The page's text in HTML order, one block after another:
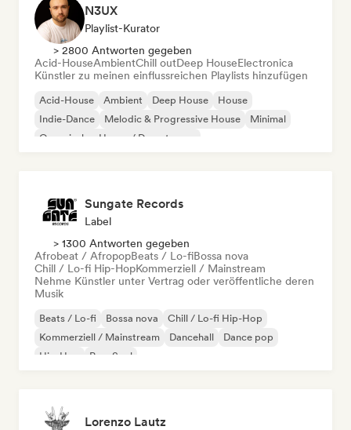
N3UX
Playlist-Kurator
> 2800 Antworten gegeben
Acid-HouseAmbientChill outDeep HouseElectronica
Künstler zu meinen einflussreichen Playlists hinzufügen
Acid-House Ambient Deep House
House
Indie-Dance
Melodic & Progressive House
Minimal
Organischer House / Downtempo
Sungate Records
Label
> 1300 Antworten gegeben
Afrobeat / AfropopBeats / Lo-fiBossa nova
Chill / Lo-fi Hip-HopKommerziell / Mainstream
Nehme Künstler unter Vertrag oder veröffentliche deren
Musik
Beats / Lo-fi Bossa nova
Chill / Lo-fi Hip-Hop
Kommerziell / Mainstream
Dancehall
Dance pop
Hip-Hop
Pop-Soul
Lorenzo Lautz